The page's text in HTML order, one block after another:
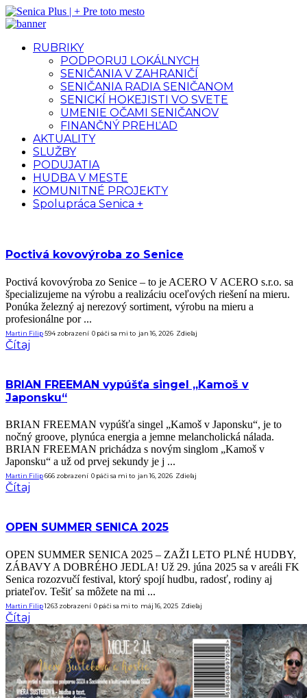
RUBRIKY
PODPORUJ LOKÁLNYCH
SENIČANIA V ZAHRANIČÍ
SENIČANIA RADIA SENIČANOM
SENICKÍ HOKEJISTI VO SVETE
UMENIE OČAMI SENIČANOV
FINANČNÝ PREHĽAD
AKTUALITY
SLUŽBY
PODUJATIA
HUDBA V MESTE
KOMUNITNÉ PROJEKTY
Spolupráca Senica +
Poctivá kovovýroba zo Senice
Poctivá kovovýroba zo Senice – to je ACERO V ACERO s.r.o. sa
špecializujeme na výrobu a realizáciu oceľových riešení na mieru.
Ponúka železný aj nerezový sortiment, výrobu na mieru a
profesionálne por ...
Martin Filip594 zobrazení 0 páči sa mi to jan 16, 2026 Zdieľaj
Čítaj
BRIAN FREEMAN vypúšťa singel „Kamoš v
Japonsku“
BRIAN FREEMAN vypúšťa singel „Kamoš v Japonsku“, je to
nočný groove, plynúca energia a jemne melancholická nálada.
BRIAN FREEMAN prichádza s novým singlom „Kamoš v
Japonsku“ a už od prvej sekundy je j ...
Martin Filip666 zobrazení 0 páči sa mi to jan 16, 2026 Zdieľaj
Čítaj
OPEN SUMMER SENICA 2025
OPEN SUMMER SENICA 2025 – ZAŽI LETO PLNÉ HUDBY,
ZÁBAVY A DOBRÉHO JEDLA! Už 29. júna 2025 sa v areáli FK
Senica rozozvučí festival, ktorý spojí hudbu, radosť, rodiny aj
priateľov. Tešiť sa môžete na mi ...
Martin Filip1263 zobrazení 0 páči sa mi to máj 16, 2025 Zdieľaj
Čítaj